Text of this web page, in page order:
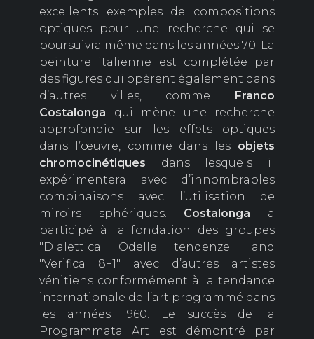
excellents exemples de compositions
optiques pour une recherche qui se
poursuivra même dans les années 70. La
peinture italienne est complétée par
des figures qui opèrent également dans
d’autres villes, comme
Franco
Costalonga qui mène une recherche
approfondie sur les effets optiques
dans l’œuvre, comme dans les objets
chromocinétiques dans lesquels il
expérimentera avec d’innombrables
combinaisons avec l’utilisation de
miroirs sphériques. Costalonga a
participé à la fondation des groupes
"Dialettica Odelle tendenze" and
"Verifica 8+1" avec d’autres artistes
vénitiens conformément à la tendance
internationale de l’art programmé dans
les années 1960. Le succès de la
Programmata Art est démontré par